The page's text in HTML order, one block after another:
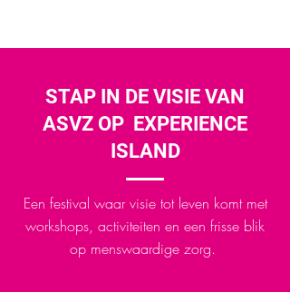
STAP IN DE VISIE VAN
ASVZ OP EXPERIENCE
ISLAND
Een festival waar visie tot leven komt met
workshops, activiteiten en een frisse blik
op menswaardige zorg.